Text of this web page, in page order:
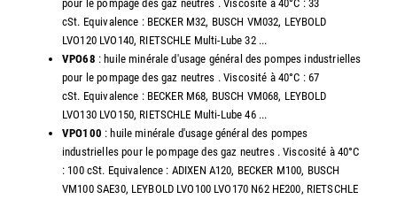
pour le pompage des gaz neutres . Viscosité à 40°C : 33
cSt. Equivalence : BECKER M32, BUSCH VM032, LEYBOLD
LVO120 LVO140, RIETSCHLE Multi-Lube 32 ...
VPO68 : huile minérale d'usage général des pompes industrielles
pour le pompage des gaz neutres . Viscosité à 40°C : 67
cSt. Equivalence : BECKER M68, BUSCH VM068, LEYBOLD
LVO130 LVO150, RIETSCHLE Multi-Lube 46 ...
VPO100 : huile minérale d'usage général des pompes
industrielles pour le pompage des gaz neutres . Viscosité à 40°C
: 100 cSt. Equivalence : ADIXEN A120, BECKER M100, BUSCH
VM100 SAE30, LEYBOLD LVO100 LVO170 N62 HE200, RIETSCHLE